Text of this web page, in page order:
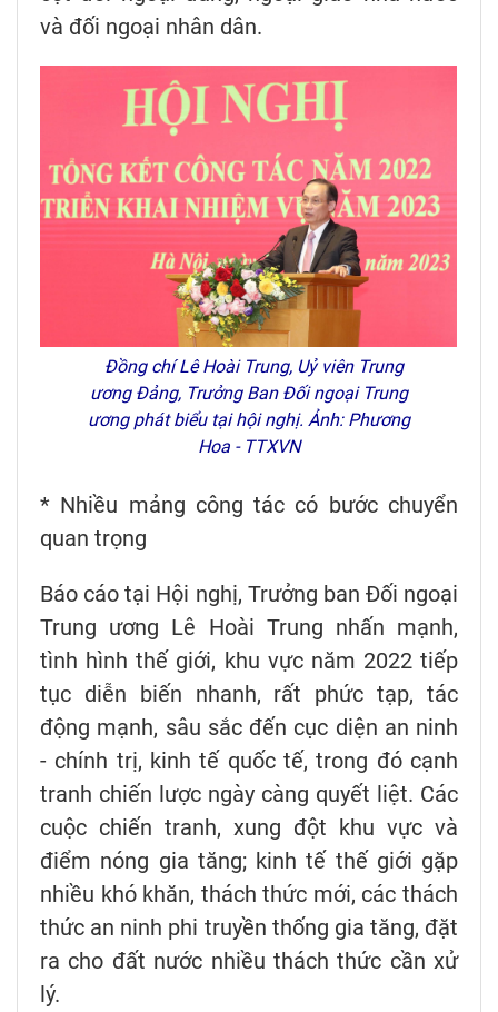
và đối ngoại nhân dân.
Đồng chí Lê Hoài Trung, Uỷ viên Trung
ương Đảng, Trưởng Ban Đối ngoại Trung
ương phát biểu tại hội nghị. Ảnh: Phương
Hoa - TTXVN
* Nhiều mảng công tác có bước chuyển
quan trọng
Báo cáo tại Hội nghị, Trưởng ban Đối ngoại
Trung ương Lê Hoài Trung nhấn mạnh,
tình hình thế giới, khu vực năm 2022 tiếp
tục diễn biến nhanh, rất phức tạp, tác
động mạnh, sâu sắc đến cục diện an ninh
- chính trị, kinh tế quốc tế, trong đó cạnh
tranh chiến lược ngày càng quyết liệt. Các
cuộc chiến tranh, xung đột khu vực và
điểm nóng gia tăng; kinh tế thế giới gặp
nhiều khó khăn, thách thức mới, các thách
thức an ninh phi truyền thống gia tăng, đặt
ra cho đất nước nhiều thách thức cần xử
lý.